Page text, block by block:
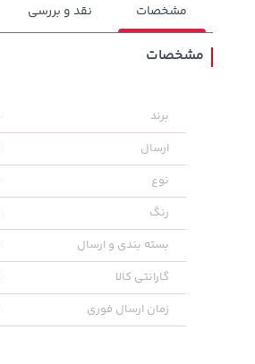
4,079,000
165,900
مشخصات نقد و بررسی
مشخصات
برند
ارسال
نوع
رنگ
بسته بندی و ارسال
گارانتی کالا
زمان ارسال فوری